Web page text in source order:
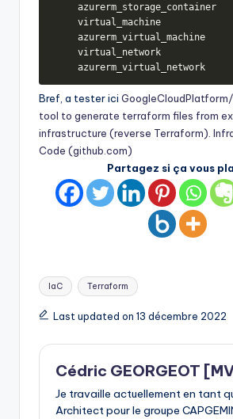
azurerm_storage_container
virtual_machine
azurerm_virtual_machine
virtual_network
azurerm_virtual_network
Bref, a tester ici
tool to generate terraform files from
infrastructure (reverse Terraform).
Code (github.com)
Partagez si ça vous
Tags:
IaC Terraform
Last updated on 13 décembre 2022
Cédric GEORGEOT
Je travaille actuellement en tant
Architect pour le groupe